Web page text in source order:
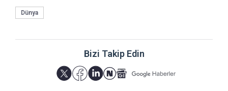
Dünya
Bizi Takip Edin